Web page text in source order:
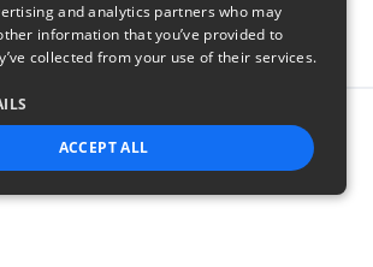
Report this product
and analytics partners who may
information that you’ve provided to
collected from your use of their services.
ACCEPT ALL
PERFORMANCE